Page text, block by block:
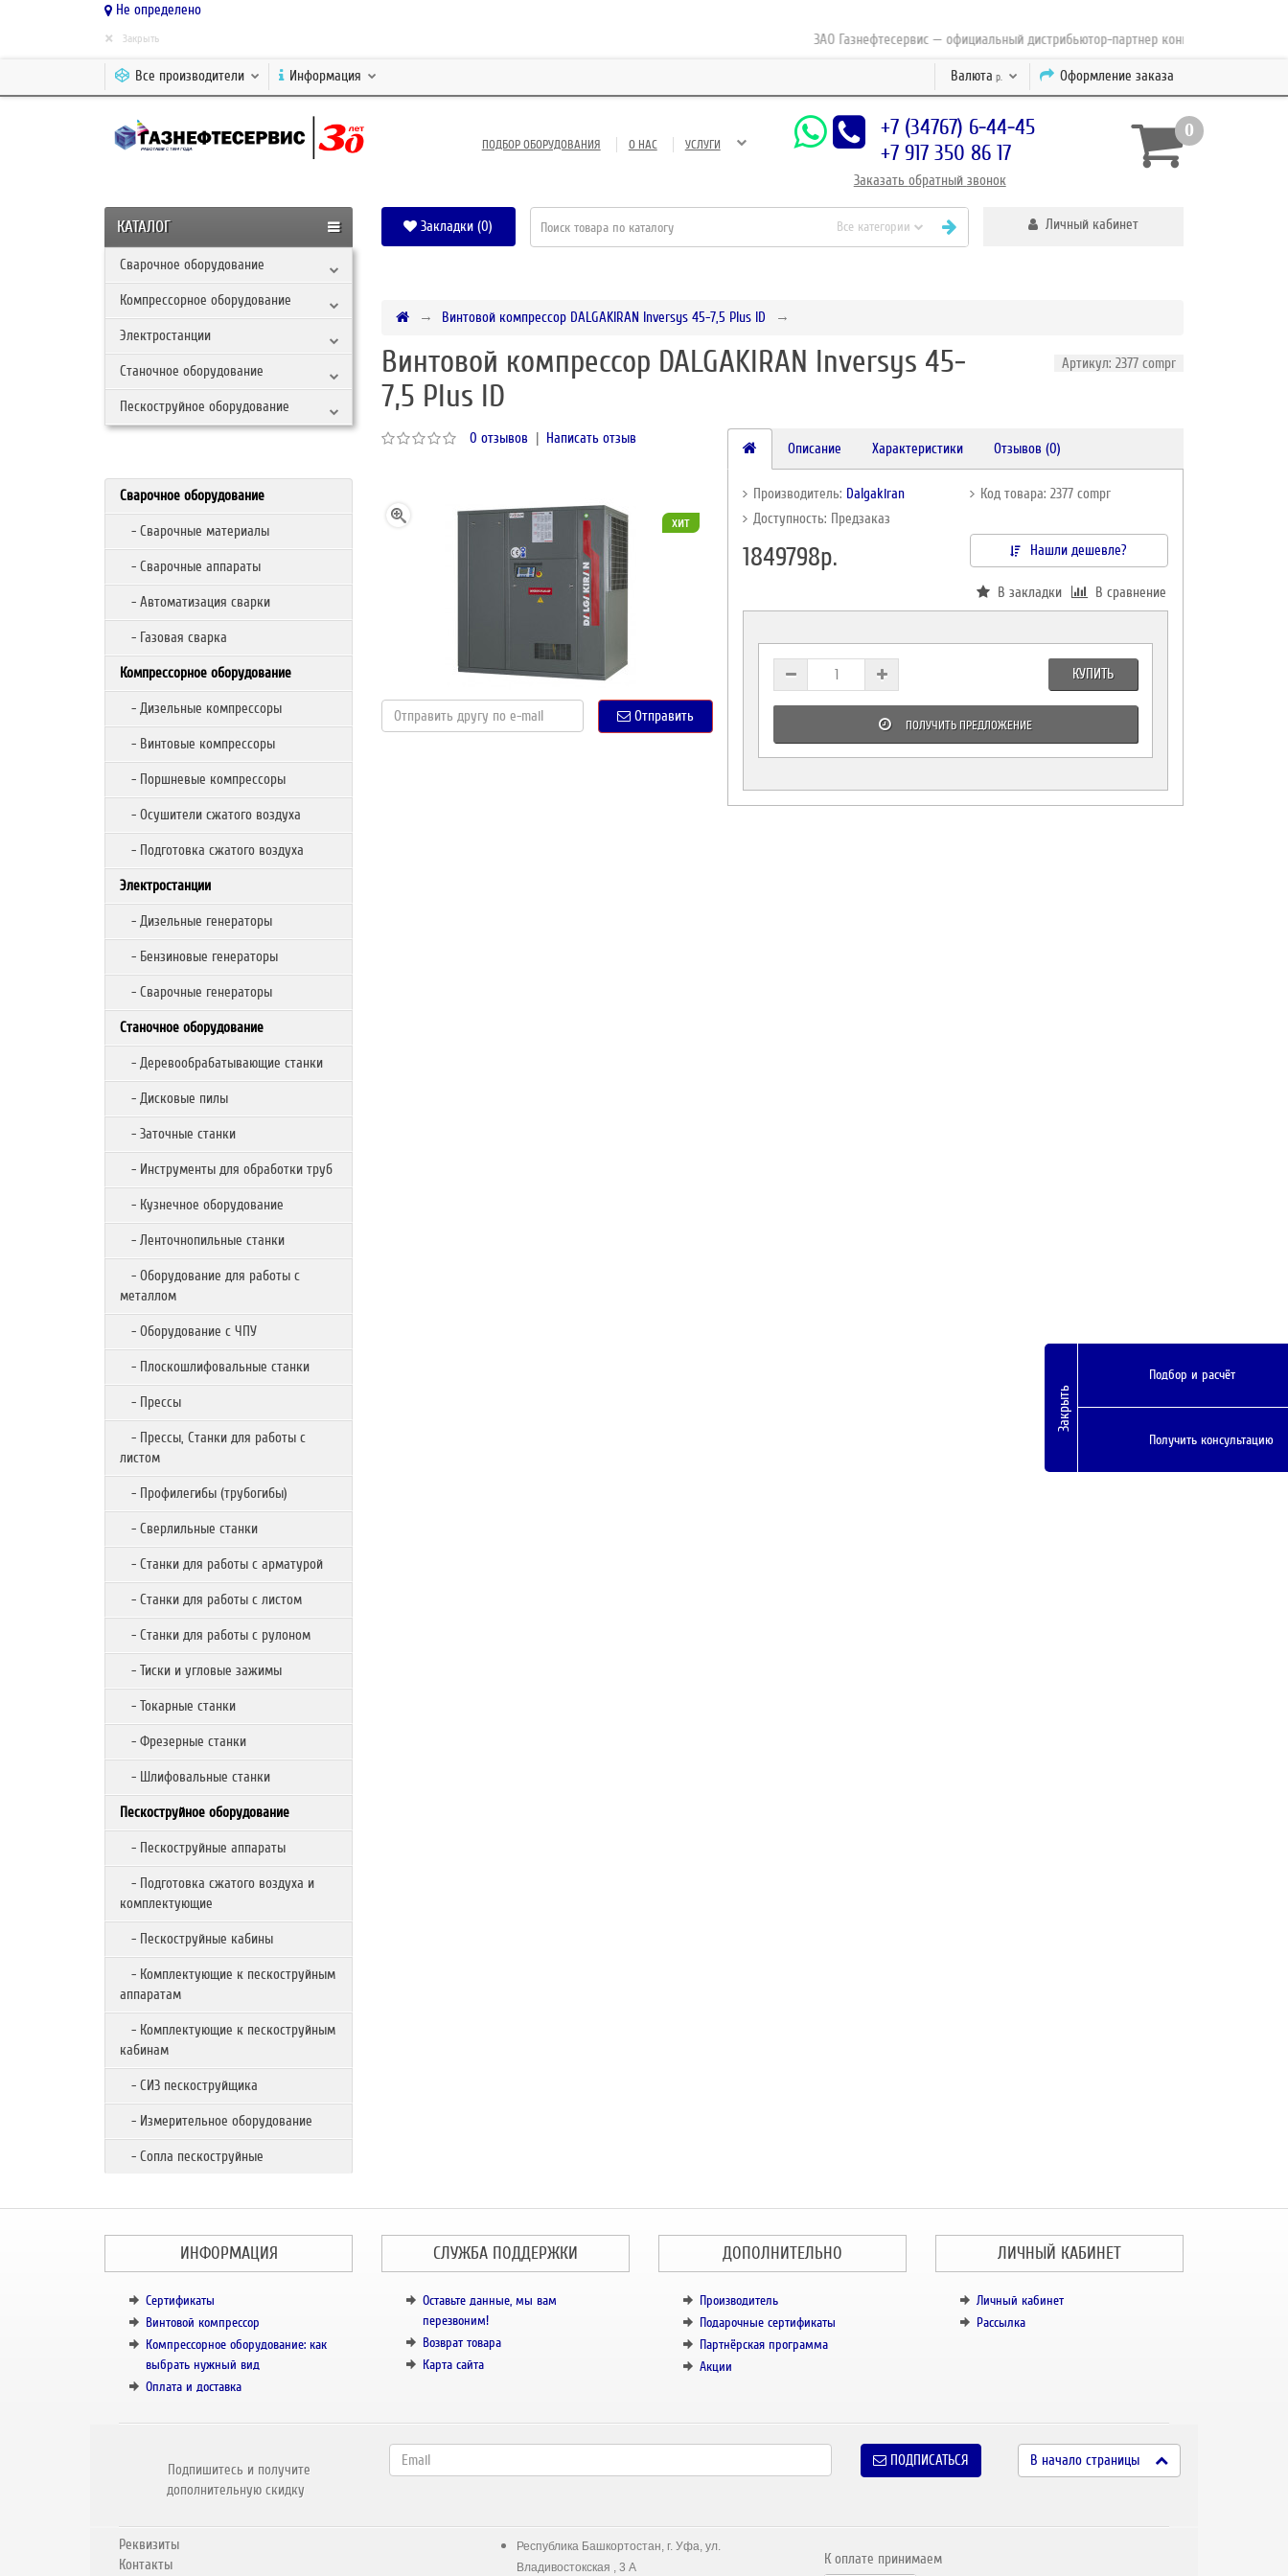
Не определено
ЗАО Газнефтесервис — официальный дистрибьютор-партнер концерна ESAB с 2010 года
× Закрыть
Оформление заказа
Валюта р.
Все производители Информация
ПОДБОР ОБОРУДОВАНИЯ О НАС УСЛУГИ
+7 (34767) 6-44-45
+7 917 350 86 17
Заказать обратный звонок
0
КАТАЛОГ
Сварочное оборудование
Компрессорное оборудование
Электростанции
Станочное оборудование
Пескоструйное оборудование
Закладки (0) Все категории Личный кабинет
Сварочное оборудование
- Сварочные материалы
- Сварочные аппараты
- Автоматизация сварки
- Газовая сварка
Компрессорное оборудование
- Дизельные компрессоры
- Винтовые компрессоры
- Поршневые компрессоры
- Осушители сжатого воздуха
- Подготовка сжатого воздуха
Электростанции
- Дизельные генераторы
- Бензиновые генераторы
- Сварочные генераторы
Станочное оборудование
- Деревообрабатывающие станки
- Дисковые пилы
- Заточные станки
- Инструменты для обработки труб
- Кузнечное оборудование
- Ленточнопильные станки
- Оборудование для работы с
металлом
- Оборудование с ЧПУ
- Плоскошлифовальные станки
- Прессы
- Прессы, Станки для работы с
листом
- Профилегибы (трубогибы)
- Сверлильные станки
- Станки для работы с арматурой
- Станки для работы с листом
- Станки для работы с рулоном
- Тиски и угловые зажимы
- Токарные станки
- Фрезерные станки
- Шлифовальные станки
Пескоструйное оборудование
- Пескоструйные аппараты
- Подготовка сжатого воздуха и
комплектующие
- Пескоструйные кабины
- Комплектующие к пескоструйным
аппаратам
- Комплектующие к пескоструйным
кабинам
- СИЗ пескоструйщика
- Измерительное оборудование
- Сопла пескоструйные
Винтовой компрессор DALGAKIRAN Inversys 45-7,5 Plus ID
Винтовой компрессор DALGAKIRAN Inversys 45-
7,5 Plus ID
Артикул: 2377 compr
0 отзывов | Написать отзыв
хит
Отправить
Описание Характеристики Отзывов (0)
Производитель: Dalgakiran
Код товара: 2377 compr
Доступность: Предзаказ
1849798р. Нашли дешевле?
В закладки В сравнение
КУПИТЬ
ПОЛУЧИТЬ ПРЕДЛОЖЕНИЕ
ИНФОРМАЦИЯ
Сертификаты
Винтовой компрессор
Компрессорное оборудование: как
выбрать нужный вид
Оплата и доставка
СЛУЖБА ПОДДЕРЖКИ
Оставьте данные, мы вам
перезвоним!
Возврат товара
Карта сайта
ДОПОЛНИТЕЛЬНО
Производитель
Подарочные сертификаты
Партнёрская программа
Акции
ЛИЧНЫЙ КАБИНЕТ
Личный кабинет
Рассылка
Подпишитесь и получите
дополнительную скидку
ПОДПИСАТЬСЯ В начало страницы
Реквизиты
Контакты
Республика Башкортостан, г. Уфа, ул.
Владивостокская , 3 А
К оплате принимаем
Закрыть
Подбор и расчёт
Получить консультацию